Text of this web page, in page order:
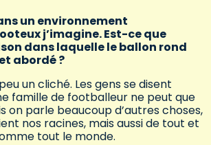
un environnement
j’imagine. Est-ce que
dans laquelle le ballon rond
abordé ?
un cliché. Les gens se disent
famille de footballeur ne peut que
on parle beaucoup d’autres choses,
nos racines, mais aussi de tout et
tout le monde.